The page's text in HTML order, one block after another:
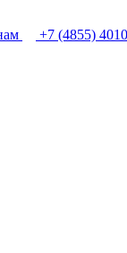
+7 (4855)